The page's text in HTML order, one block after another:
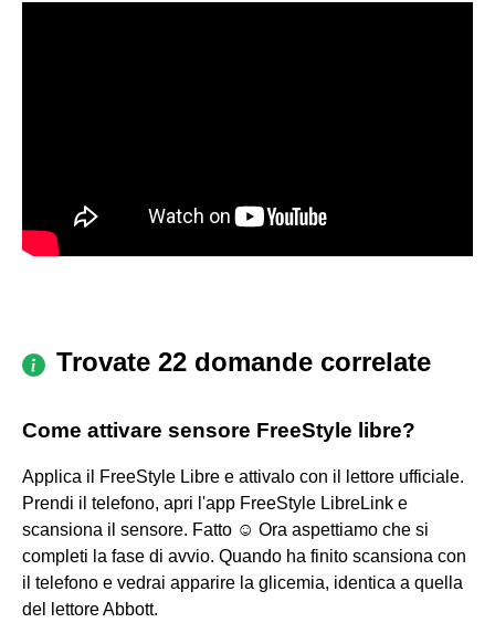
Trovate 22 domande correlate
Come attivare sensore FreeStyle libre?
Applica il FreeStyle Libre e attivalo con il lettore ufficiale.
Prendi il telefono, apri l'app FreeStyle LibreLink e
scansiona il sensore. Fatto ☺ Ora aspettiamo che si
completi la fase di avvio. Quando ha finito scansiona con
il telefono e vedrai apparire la glicemia, identica a quella
del lettore Abbott.